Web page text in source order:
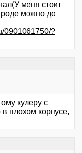
меня стоит
можно до
0901061750/?
кулеру с
плохом корпусе,